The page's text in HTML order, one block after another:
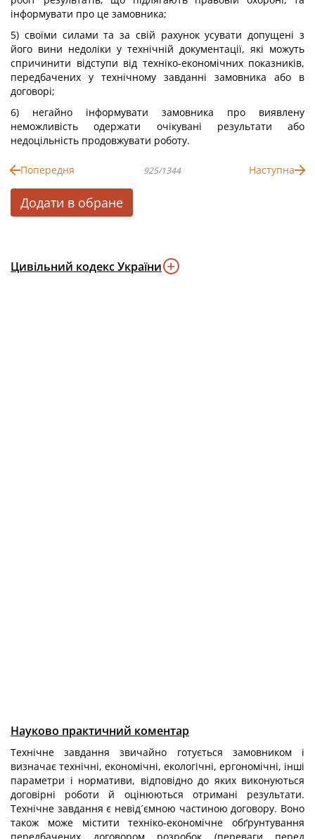
інформувати про це замовника;
5) своїми силами та за свій рахунок усувати допущені з
його вини недоліки у технічній документації, які можуть
спричинити відступи від техніко-економічних показників,
передбачених у технічному завданні замовника або в
договорі;
6) негайно інформувати замовника про виявлену
неможливість одержати очікувані результати або
недоцільність продовжувати роботу.
Попередня 925/1344 Наступна
Додати в обране
Цивільний кодекс України
Науково практичний коментар
Технічне завдання звичайно готується замовником і
визначає технічні, економічні, екологічні, ергономічні, інші
параметри і нормативи, відповідно до яких виконуються
договірні роботи й оцінюються отримані результати.
Технічне завдання є невід´ємною частиною договору. Воно
також може містити техніко-економічне обґрунтування